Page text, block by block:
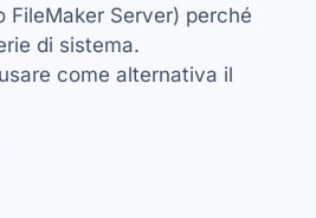
FileMaker Server) perché
di sistema.
come alternativa il